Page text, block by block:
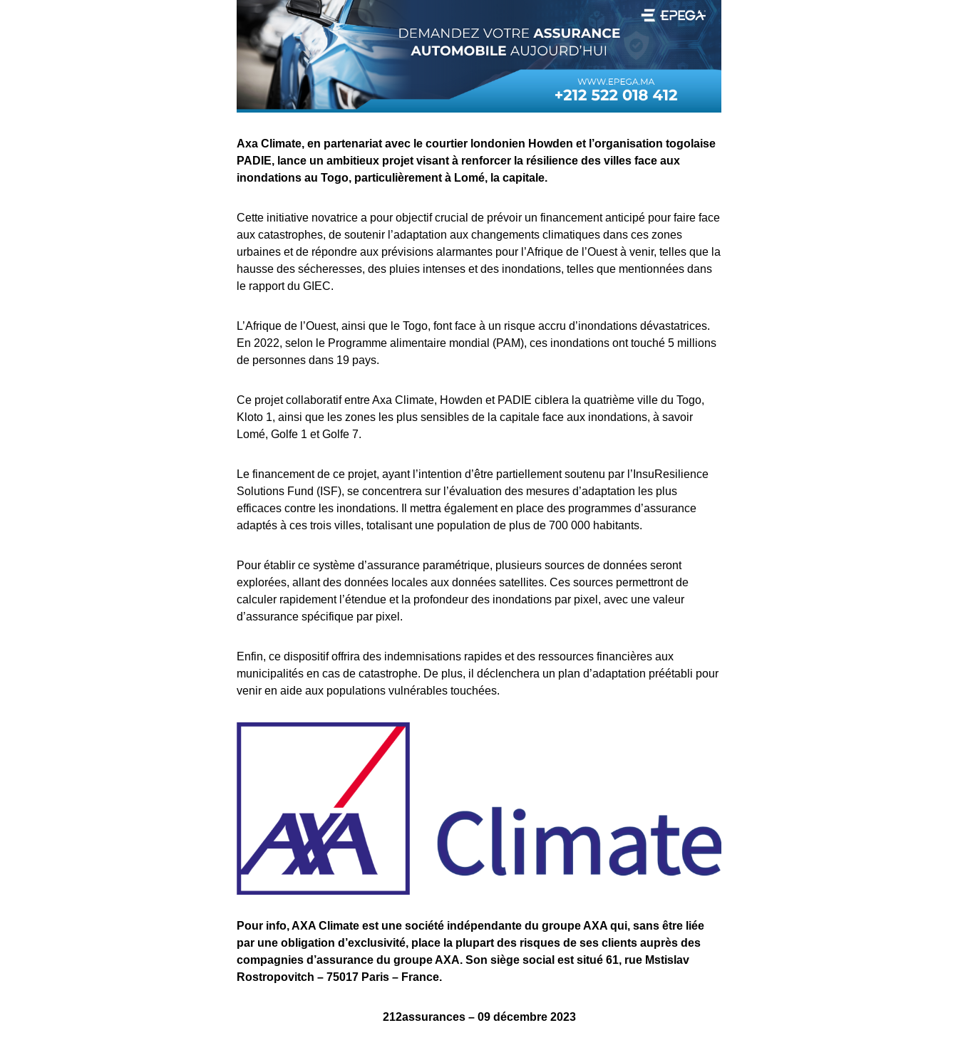
Axa Climate, en partenariat avec le courtier londonien Howden et l’organisation togolaise
PADIE, lance un ambitieux projet visant à renforcer la résilience des villes face aux
inondations au Togo, particulièrement à Lomé, la capitale.
Cette initiative novatrice a pour objectif crucial de prévoir un financement anticipé pour faire face
aux catastrophes, de soutenir l’adaptation aux changements climatiques dans ces zones
urbaines et de répondre aux prévisions alarmantes pour l’Afrique de l’Ouest à venir, telles que la
hausse des sécheresses, des pluies intenses et des inondations, telles que mentionnées dans
le rapport du GIEC.
L’Afrique de l’Ouest, ainsi que le Togo, font face à un risque accru d’inondations dévastatrices.
En 2022, selon le Programme alimentaire mondial (PAM), ces inondations ont touché 5 millions
de personnes dans 19 pays.
Ce projet collaboratif entre Axa Climate, Howden et PADIE ciblera la quatrième ville du Togo,
Kloto 1, ainsi que les zones les plus sensibles de la capitale face aux inondations, à savoir
Lomé, Golfe 1 et Golfe 7.
Le financement de ce projet, ayant l’intention d’être partiellement soutenu par l’InsuResilience
Solutions Fund (ISF), se concentrera sur l’évaluation des mesures d’adaptation les plus
efficaces contre les inondations. Il mettra également en place des programmes d’assurance
adaptés à ces trois villes, totalisant une population de plus de 700 000 habitants.
Pour établir ce système d’assurance paramétrique, plusieurs sources de données seront
explorées, allant des données locales aux données satellites. Ces sources permettront de
calculer rapidement l’étendue et la profondeur des inondations par pixel, avec une valeur
d’assurance spécifique par pixel.
Enfin, ce dispositif offrira des indemnisations rapides et des ressources financières aux
municipalités en cas de catastrophe. De plus, il déclenchera un plan d’adaptation préétabli pour
venir en aide aux populations vulnérables touchées.
Pour info, AXA Climate est une société indépendante du groupe AXA qui, sans être liée
par une obligation d’exclusivité, place la plupart des risques de ses clients auprès des
compagnies d’assurance du groupe AXA. Son siège social est situé 61, rue Mstislav
Rostropovitch – 75017 Paris – France.
212assurances – 09 décembre 2023